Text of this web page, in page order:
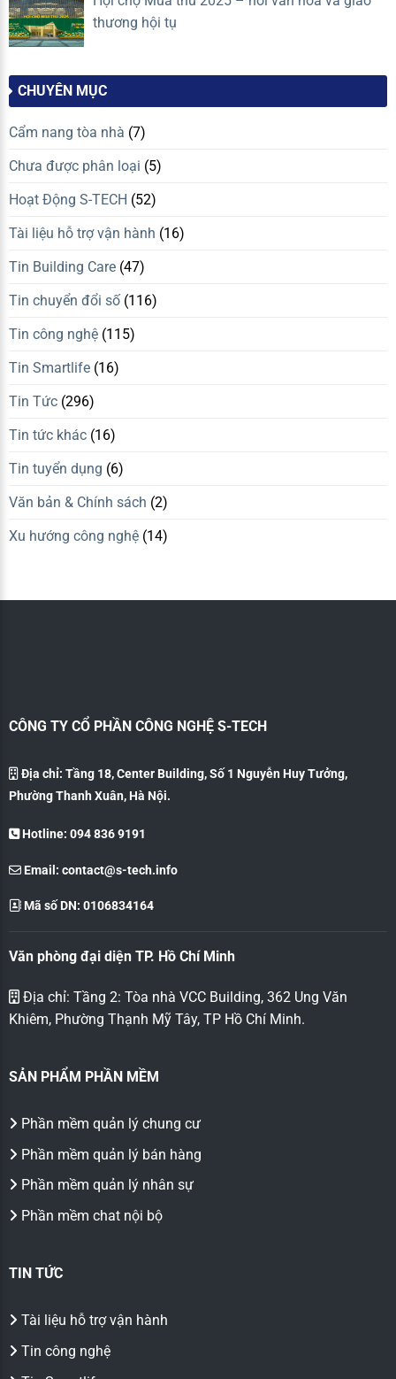
thương hội tụ
CHUYÊN MỤC
Cẩm nang tòa nhà (7)
Chưa được phân loại (5)
Hoạt Động S-TECH (52)
Tài liệu hỗ trợ vận hành (16)
Tin Building Care (47)
Tin chuyển đổi số (116)
Tin công nghệ (115)
Tin Smartlife (16)
Tin Tức (296)
Tin tức khác (16)
Tin tuyển dụng (6)
Văn bản & Chính sách (2)
Xu hướng công nghệ (14)
CÔNG TY CỔ PHẦN CÔNG NGHỆ S-TECH
Địa chỉ: Tầng 18, Center Building, Số 1 Nguyễn Huy Tưởng,
Phường Thanh Xuân, Hà Nội.
Hotline: 094 836 9191
Email: contact@s-tech.info
Mã số DN: 0106834164
Văn phòng đại diện TP. Hồ Chí Minh
Địa chỉ: Tầng 2: Tòa nhà VCC Building, 362 Ung Văn
Khiêm, Phường Thạnh Mỹ Tây, TP Hồ Chí Minh.
SẢN PHẨM PHẦN MỀM
Phần mềm quản lý chung cư
Phần mềm quản lý bán hàng
Phần mềm quản lý nhân sự
Phần mềm chat nội bộ
TIN TỨC
Tài liệu hỗ trợ vận hành
Tin công nghệ